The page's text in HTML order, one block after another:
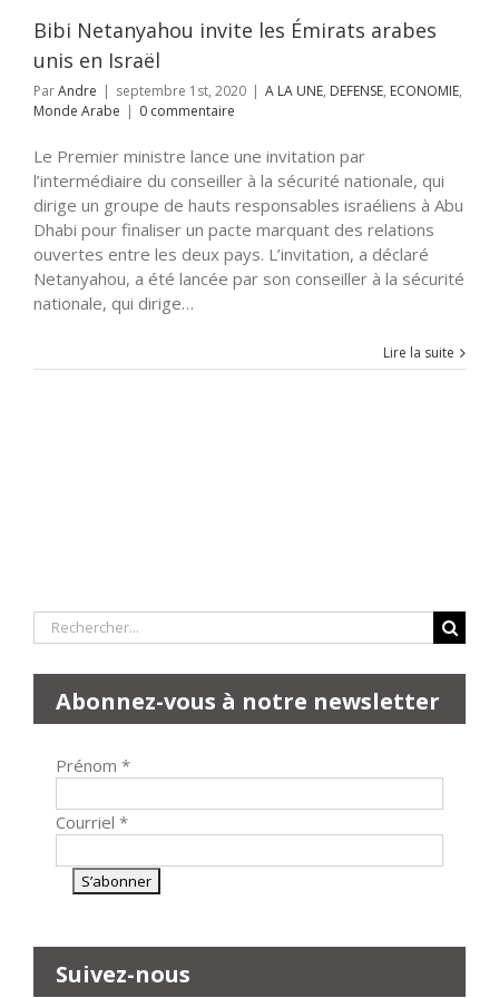
Bibi Netanyahou invite les Émirats arabes
unis en Israël
ParAndre | septembre 1st, 2020 | A LA UNE, DEFENSE, ECONOMIE,
Monde Arabe | 0 commentaire
Le Premier ministre lance une invitation par
l’intermédiaire du conseiller à la sécurité nationale, qui
dirige un groupe de hauts responsables israéliens à Abu
Dhabi pour finaliser un pacte marquant des relations
ouvertes entre les deux pays. L’invitation, a déclaré
Netanyahou, a été lancée par son conseiller à la sécurité
nationale, qui dirige…
Lire la suite
Rechercher:
Abonnez-vous à notre newsletter
Prénom *
Courriel *
Suivez-nous